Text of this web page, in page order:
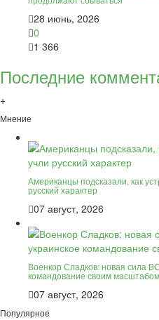
28 июнь, 2026
0
1 366
Последние
+
Мнение
Американцы подсказали, как
русский характер
07 август, 2026
Военкор Сладков: новая сила
командование своим масштабом
07 август, 2026
Популярное